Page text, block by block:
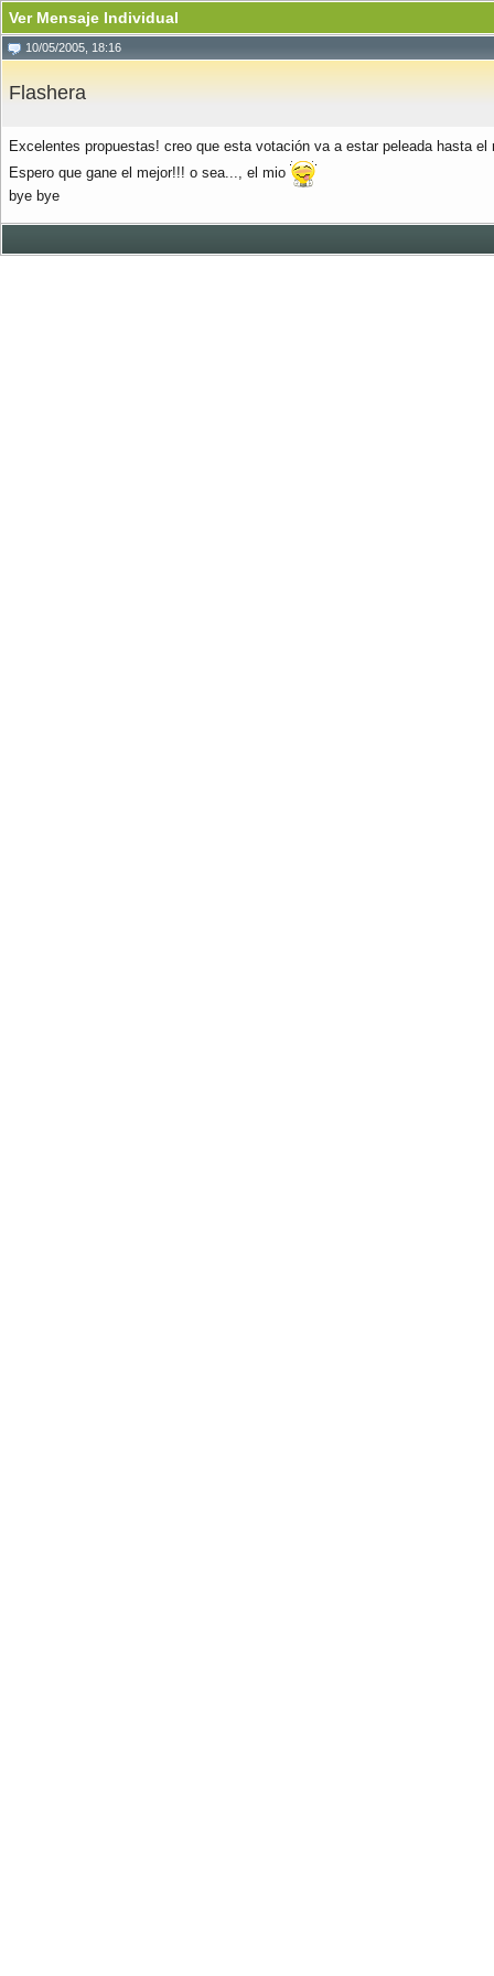
Ver Mensaje Individual
10/05/2005, 18:16
Flashera
Excelentes propuestas! creo que esta votación va a estar peleada hasta
Espero que gane el mejor!!! o sea..., el mio
bye bye